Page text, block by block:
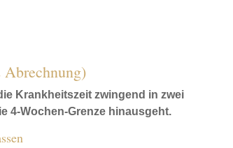
Krankheitszeit zwingend in zwei
4-Wochen-Grenze hinausgeht.